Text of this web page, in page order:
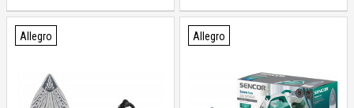
Allegro Allegro